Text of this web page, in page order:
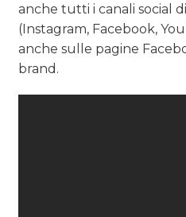
anche tutti i canali social
(Instagram, Facebook,
anche sulle pagine
brand.